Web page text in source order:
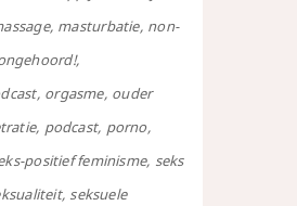
masturbatie non-
orgasme ouder
podcast porno
positief feminisme seks
seksuele